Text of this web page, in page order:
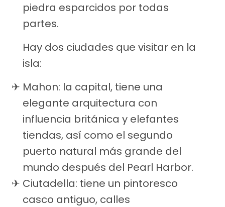
piedra esparcidos por todas
partes.
Hay dos ciudades que visitar en la
isla:
Mahon: la capital, tiene una
elegante arquitectura con
influencia británica y elefantes
tiendas, así como el segundo
puerto natural más grande del
mundo después del Pearl Harbor.
Ciutadella: tiene un pintoresco
casco antiguo, calles